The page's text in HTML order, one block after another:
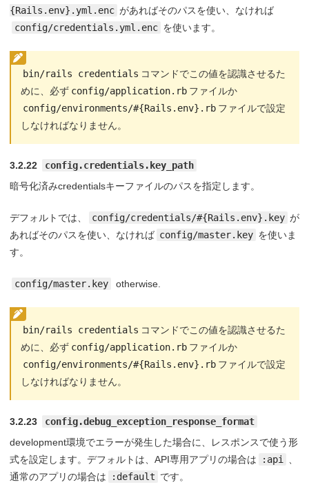
{Rails.env}.yml.enc があればそのパスを使い、なければ
config/credentials.yml.enc を使います。
bin/rails credentials コマンドでこの値を認識させるた
めに、必ず config/application.rb ファイルか
config/environments/#{Rails.env}.rb ファイルで設定
しなければなりません。
3.2.22
config.credentials.key_path
暗号化済みcredentialsキーファイルのパスを指定します。
デフォルトでは、 config/credentials/#{Rails.env}.key が
あればそのパスを使い、なければ config/master.key を使いま
す。
config/master.key otherwise.
bin/rails credentials コマンドでこの値を認識させるた
めに、必ず config/application.rb ファイルか
config/environments/#{Rails.env}.rb ファイルで設定
しなければなりません。
3.2.23
config.debug_exception_response_format
development環境でエラーが発生した場合に、レスポンスで使う形
式を設定します。デフォルトは、API専用アプリの場合は
:api 、
通常のアプリの場合は
:default です。